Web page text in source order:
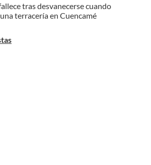
tras desvanecerse cuando
terracería en Cuencamé